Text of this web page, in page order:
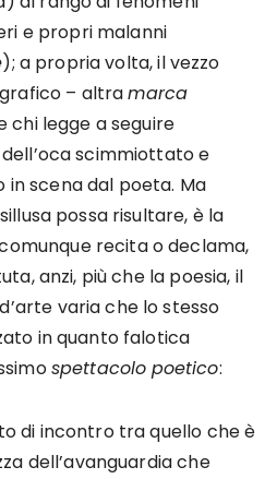
e propri malanni
); a propria volta, il vezzo
– altramarca
chi legge a seguire
scimmiottato e
scena dal poeta. Ma
possa risultare, è la
recita o declama,
anzi, più che la poesia, il
varia che lo stesso
in quanto falotica
spettacolo poetico:
di incontro tra quello che è
dell’avanguardia che